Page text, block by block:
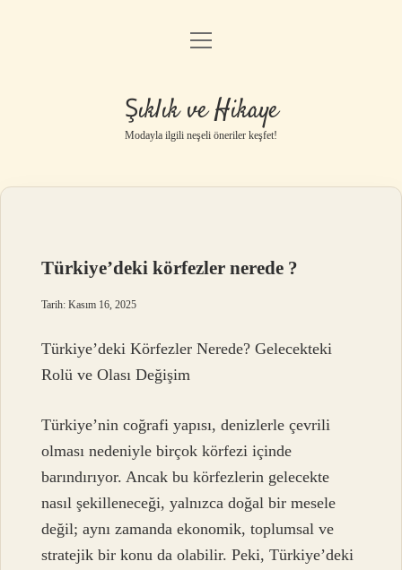
Gizlilik Politikası
Yasal Uyarı
menüyü
Şıklık ve Hikaye
Modayla ilgili neşeli öneriler keşfet!
Türkiye’deki körfezler nerede ?
Tarih: Kasım 16, 2025
Türkiye’deki Körfezler Nerede? Gelecekteki
Rolü ve Olası Değişim
Türkiye’nin coğrafi yapısı, denizlerle çevrili
olması nedeniyle birçok körfezi içinde
barındırıyor. Ancak bu körfezlerin gelecekte
nasıl şekilleneceği, yalnızca doğal bir mesele
değil; aynı zamanda ekonomik, toplumsal ve
stratejik bir konu da olabilir. Peki, Türkiye’deki